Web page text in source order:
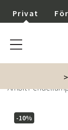
Privat
Ambit
-10%